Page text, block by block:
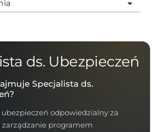
ds. Ubezpieczeń
Specjalista ds.
ubezpieczeń odpowiedzialny za
programem